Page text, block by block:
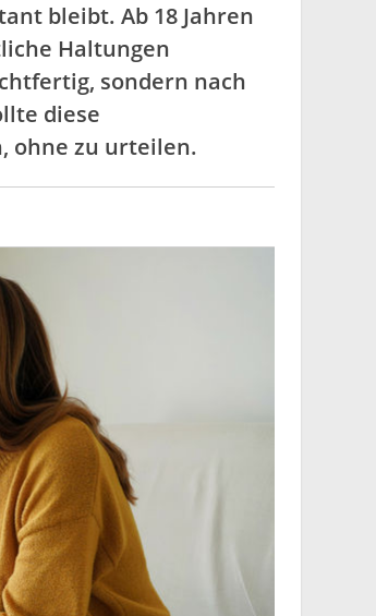
bleibt. Ab 18 Jahren
Haltungen
sondern nach
diese
ohne zu urteilen.